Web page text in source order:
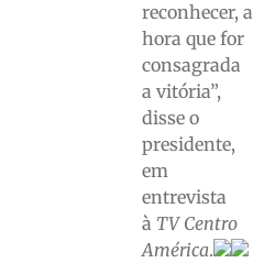
reconhecer, a
hora que for
consagrada
a vitória”,
disse o
presidente,
em
entrevista
à TV Centro
América.